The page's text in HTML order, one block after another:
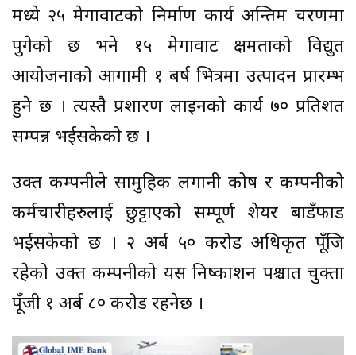
मध्ये २५ मेगावाटको निर्माण कार्य अन्तिम चरणमा
पुगेको छ भने १५ मेगावाट क्षमताको विद्युत
आयोजनाको आगामी १ बर्ष भित्रमा उत्पादन प्रारम्भ
हुने छ । त्यस्तै प्रशारण लाइनको कार्य ७० प्रतिशत
सम्पन्न भईसकेको छ ।
उक्त कम्पनीले सामुहिक लगानी कोष र कम्पनीको
कर्मचारीहरुलाई छुट्टाएको सम्पूर्ण शेयर बाडँफाड
भईसकेको छ । २ अर्ब ५० करोड अधिकृत पूँजि
रहेको उक्त कम्पनीको यस निष्काशन पश्चात चुक्ता
पूँजी १ अर्ब ८० करोड रहनेछ ।